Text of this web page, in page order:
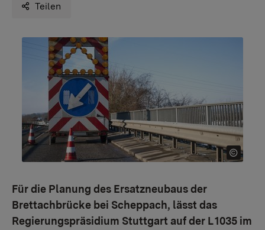
Teilen
Für die Planung des Ersatzneubaus der
Brettachbrücke bei Scheppach, lässt das
Regierungspräsidium Stuttgart auf der L 1035 im